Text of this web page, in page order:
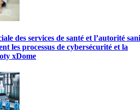
des services de santé et l’autorité
les processus de cybersécurité et la
xDome